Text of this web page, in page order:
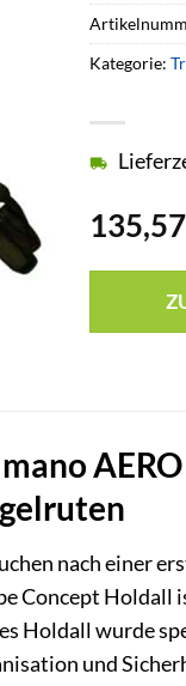
135,57
Kategorie:
nach einer
Concept Holdall
Holdall wurde
und